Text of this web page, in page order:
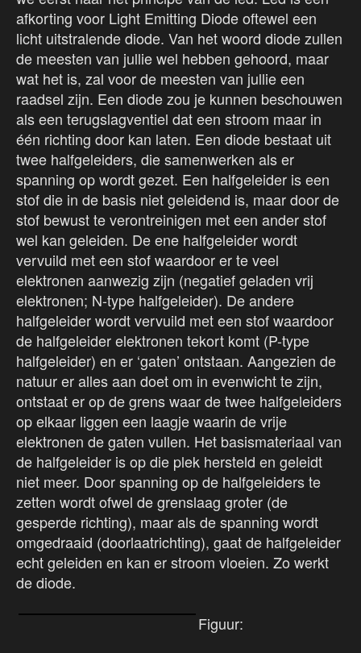
afkorting voor Light Emitting Diode oftewel een
licht uitstralende diode. Van het woord diode zullen
de meesten van jullie wel hebben gehoord, maar
wat het is, zal voor de meesten van jullie een
raadsel zijn. Een diode zou je kunnen beschouwen
als een terugslagventiel dat een stroom maar in
één richting door kan laten. Een diode bestaat uit
twee halfgeleiders, die samenwerken als er
spanning op wordt gezet. Een halfgeleider is een
stof die in de basis niet geleidend is, maar door de
stof bewust te verontreinigen met een ander stof
wel kan geleiden. De ene halfgeleider wordt
vervuild met een stof waardoor er te veel
elektronen aanwezig zijn (negatief geladen vrij
elektronen; N-type halfgeleider). De andere
halfgeleider wordt vervuild met een stof waardoor
de halfgeleider elektronen tekort komt (P-type
halfgeleider) en er ‘gaten’ ontstaan. Aangezien de
natuur er alles aan doet om in evenwicht te zijn,
ontstaat er op de grens waar de twee halfgeleiders
op elkaar liggen een laagje waarin de vrije
elektronen de gaten vullen. Het basismateriaal van
de halfgeleider is op die plek hersteld en geleidt
niet meer. Door spanning op de halfgeleiders te
zetten wordt ofwel de grenslaag groter (de
gesperde richting), maar als de spanning wordt
omgedraaid (doorlaatrichting), gaat de halfgeleider
echt geleiden en kan er stroom vloeien. Zo werkt
de diode.
Figuur: